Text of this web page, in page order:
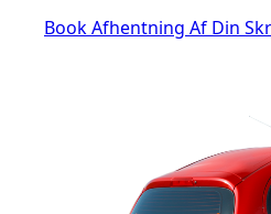
Book Afhentning Af Din